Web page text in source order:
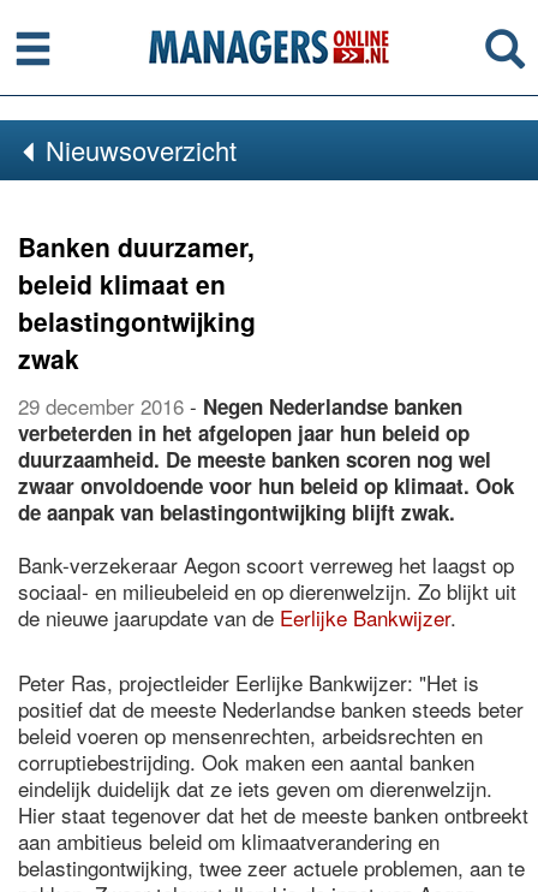
Menu
Nieuwsoverzicht
Banken duurzamer,
beleid klimaat en
belastingontwijking
zwak
29 december 2016 - Negen Nederlandse banken
verbeterden in het afgelopen jaar hun beleid op
duurzaamheid. De meeste banken scoren nog wel
zwaar onvoldoende voor hun beleid op klimaat. Ook
de aanpak van belastingontwijking blijft zwak.
Bank-verzekeraar Aegon scoort verreweg het laagst op
sociaal- en milieubeleid en op dierenwelzijn. Zo blijkt uit
de nieuwe jaarupdate van de Eerlijke Bankwijzer.
Peter Ras, projectleider Eerlijke Bankwijzer: "Het is
positief dat de meeste Nederlandse banken steeds beter
beleid voeren op mensenrechten, arbeidsrechten en
corruptiebestrijding. Ook maken een aantal banken
eindelijk duidelijk dat ze iets geven om dierenwelzijn.
Hier staat tegenover dat het de meeste banken ontbreekt
aan ambitieus beleid om klimaatverandering en
belastingontwijking, twee zeer actuele problemen, aan te